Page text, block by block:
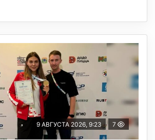
9 АВГУСТА 2026, 9:23 7